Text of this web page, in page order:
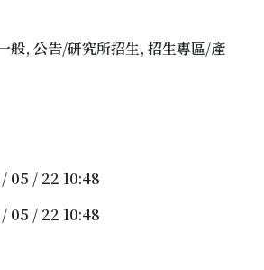
般, 公告/研究所招生, 招生專區/產
05 / 22 10:48
05 / 22 10:48